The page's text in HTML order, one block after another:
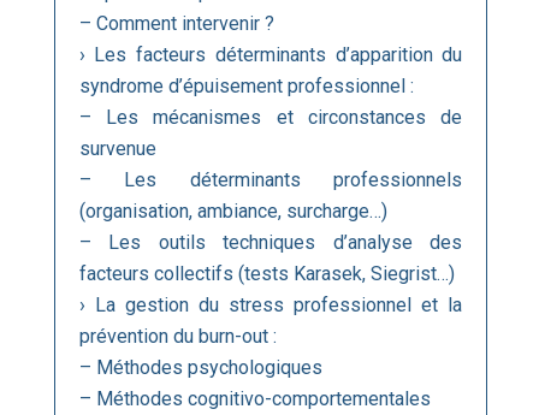
– Comment intervenir ?
› Les facteurs déterminants d’apparition du
syndrome d’épuisement professionnel :
– Les mécanismes et circonstances de
survenue
– Les déterminants professionnels
(organisation, ambiance, surcharge…)
– Les outils techniques d’analyse des
facteurs collectifs (tests Karasek, Siegrist…)
› La gestion du stress professionnel et la
prévention du burn-out :
– Méthodes psychologiques
– Méthodes cognitivo-comportementales